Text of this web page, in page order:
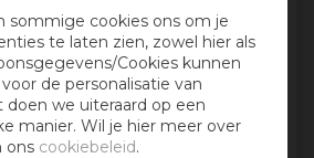
sommige cookies ons om je
te laten zien, zowel hier als
Cookies kunnen
de personalisatie van
doen we uiteraard op een
manier. Wil je hier meer over
ons cookiebeleid.
zin:
dit product: